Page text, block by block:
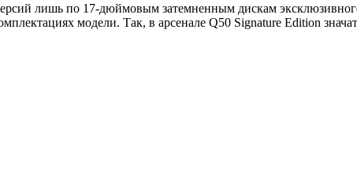
лишь по 17-дюймовым затемненным дискам
модели. Так, в арсенале Q50 Signature Edition